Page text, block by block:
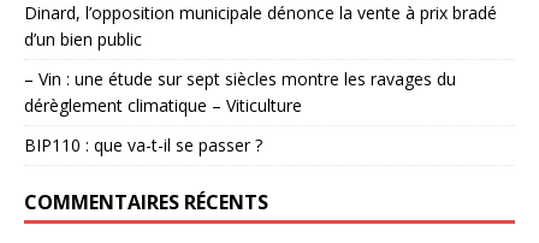
Dinard, l’opposition municipale dénonce la vente à prix bradé
d’un bien public
– Vin : une étude sur sept siècles montre les ravages du
dérèglement climatique – Viticulture
BIP110 : que va-t-il se passer ?
COMMENTAIRES RÉCENTS